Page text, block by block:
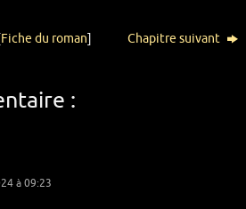
Fiche du roman] Chapitre suivant
:
à 09:23